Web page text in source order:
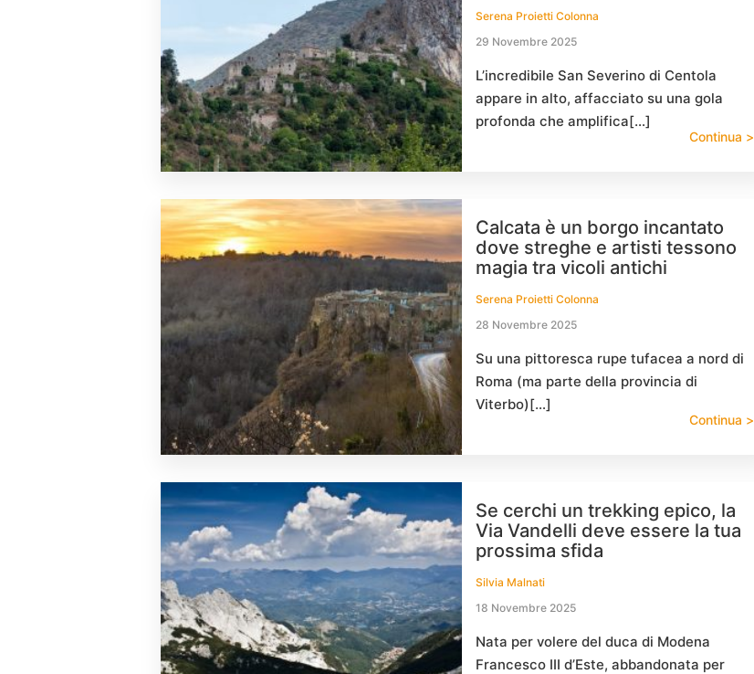
Serena Proietti Colonna
29 Novembre 2025
L’incredibile San Severino di Centola
appare in alto, affacciato su una gola
profonda che amplifica[…]
Continua >
Calcata è un borgo incantato
dove streghe e artisti tessono
magia tra vicoli antichi
Serena Proietti Colonna
28 Novembre 2025
Su una pittoresca rupe tufacea a nord di
Roma (ma parte della provincia di
Viterbo)[…]
Continua >
Se cerchi un trekking epico, la
Via Vandelli deve essere la tua
prossima sfida
Silvia Malnati
18 Novembre 2025
Nata per volere del duca di Modena
Francesco III d’Este, abbandonata per